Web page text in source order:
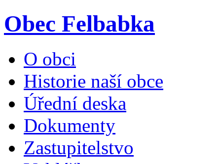
Obec Felbabka
O obci
Historie naší obce
Úřední deska
Dokumenty
Zastupitelstvo